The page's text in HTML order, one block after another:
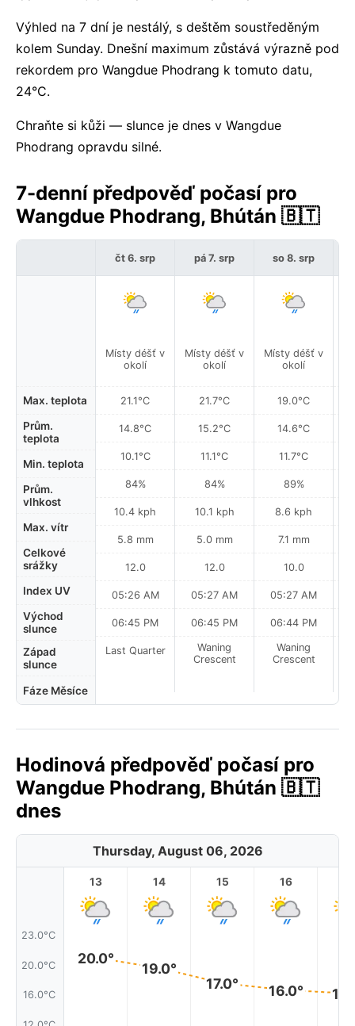
Výhled na 7 dní je nestálý, s deštěm soustředěným
kolem Sunday. Dnešní maximum zůstává výrazně pod
rekordem pro Wangdue Phodrang k tomuto datu,
24°C.
Chraňte si kůži — slunce je dnes v Wangdue
Phodrang opravdu silné.
7-denní předpověď počasí pro
Wangdue Phodrang, Bhútán 🇧🇹
Max. teplota
Prům.
teplota
Min. teplota
Prům.
vlhkost
Max. vítr
Celkové
srážky
Index UV
Východ
slunce
Západ
slunce
Fáze Měsíce
čt 6. srp
Místy déšť v
okolí
21.1°C
14.8°C
10.1°C
84%
10.4 kph
5.8 mm
12.0
05:26 AM
06:45 PM
Last Quarter
pá 7. srp
Místy déšť v
okolí
21.7°C
15.2°C
11.1°C
84%
10.1 kph
5.0 mm
12.0
05:27 AM
06:45 PM
Waning
Crescent
so 8. srp
Místy déšť v
okolí
19.0°C
14.6°C
11.7°C
89%
8.6 kph
7.1 mm
10.0
05:27 AM
06:44 PM
Waning
Crescent
Hodinová předpověď počasí pro
Wangdue Phodrang, Bhútán 🇧🇹
dnes
Thursday, August 06, 2026
23.0°C
20.0°C
16.0°C
13
20.0°
14
19.0°
15
17.0°
16
16.0°